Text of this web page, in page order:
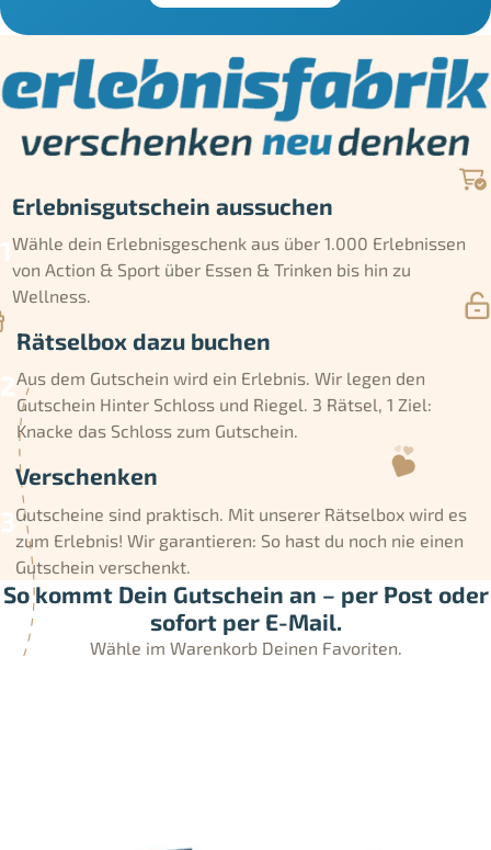
Erlebnisgutschein aussuchen
Wähle dein Erlebnisgeschenk aus über 1.000 Erlebnissen
von Action & Sport über Essen & Trinken bis hin zu
Wellness.
Rätselbox dazu buchen
Aus dem Gutschein wird ein Erlebnis. Wir legen den
Gutschein Hinter Schloss und Riegel. 3 Rätsel, 1 Ziel:
Knacke das Schloss zum Gutschein.
Verschenken
Gutscheine sind praktisch. Mit unserer Rätselbox wird es
zum Erlebnis! Wir garantieren: So hast du noch nie einen
Gutschein verschenkt.
So kommt Dein Gutschein an – per Post oder
sofort per E-Mail.
Wähle im Warenkorb Deinen Favoriten.